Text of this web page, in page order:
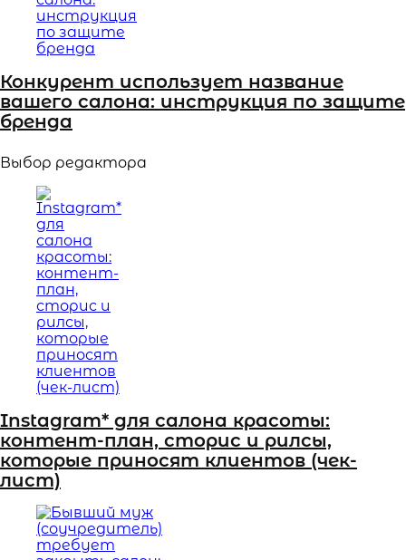
Конкурент использует название
вашего салона: инструкция по защите
бренда
Выбор редактора
Instagram* для салона красоты:
контент-план, сторис и рилсы,
которые приносят клиентов (чек-
лист)